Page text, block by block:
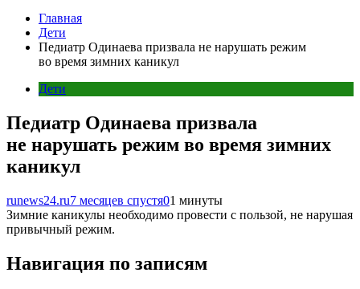
Главная
Дети
Педиатр Одинаева призвала не нарушать режим
во время зимних каникул
Дети
Педиатр Одинаева призвала
не нарушать режим во время зимних
каникул
runews24.ru7 месяцев спустя01 минуты
Зимние каникулы необходимо провести с пользой, не нарушая
привычный режим.
Навигация по записям